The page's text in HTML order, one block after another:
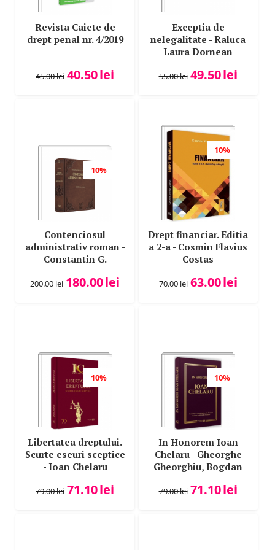
Constantin Duvac
Constantin G. Rarincescu
Corina Georgiana Costea (Cioroiu)
Cornelia Munteanu
Cosmin Flavius Costas
Cosmin Razvan Mihaila
Cozmin-Antoniu Obancia
Cristian Paziuc
Cristian Balan
Cristian Gheorghe
Cristian Ioan
Cristiana Irinel Stoica
Cristina Pop
Cristina-Elena Popa Tache
Cristina-Maria Sangeorzan
Cristinel Ghigheci
Csaba Bela Nasz
Dan Dediu
Dan Drosu Saguna
Dan Lupascu
Revista Caiete de
drept penal nr. 4/2019
45.00lei 40.50lei
Exceptia de
nelegalitate - Raluca
Laura Dornean
55.00lei 49.50lei
10%
Contenciosul
administrativ roman -
Constantin G.
200.00lei 180.00lei
10%
Drept financiar. Editia
a 2-a - Cosmin Flavius
Costas
70.00lei 63.00lei
10%
Libertatea dreptului.
Scurte eseuri sceptice
- Ioan Chelaru
79.00lei 71.10lei
10%
In Honorem Ioan
Chelaru - Gheorghe
Gheorghiu, Bogdan
79.00lei 71.10lei